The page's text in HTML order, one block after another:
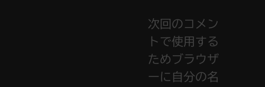
次回のコメン
トで使用する
ためブラウザ
ーに自分の名